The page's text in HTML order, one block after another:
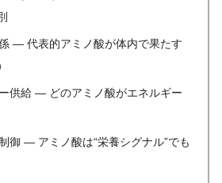
— 代表的アミノ酸が体内で果たす
供給 — どのアミノ酸がエネルギー
御 — アミノ酸は“栄養シグナル”でも